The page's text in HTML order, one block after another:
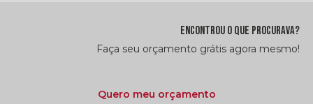
ENCONTROU O QUE PROCURAVA?
Faça seu orçamento grátis agora mesmo!
Quero meu orçamento